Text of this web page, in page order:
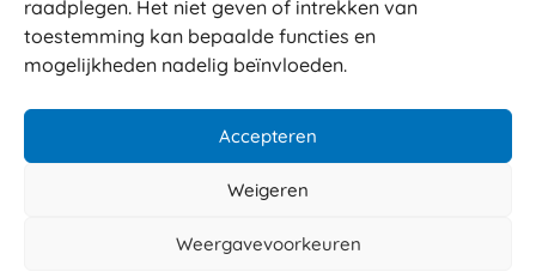
raadplegen. Het niet geven of intrekken van
toestemming kan bepaalde functies en
mogelijkheden nadelig beïnvloeden.
Accepteren
Weigeren
Weergavevoorkeuren
Retouren
Service en garantie
Veilig betalen
© 2026 Sabé Verpakkingen